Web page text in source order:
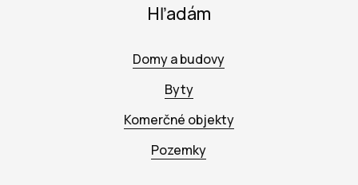
Hľadám
Domy a budovy
Byty
Komerčné objekty
Pozemky